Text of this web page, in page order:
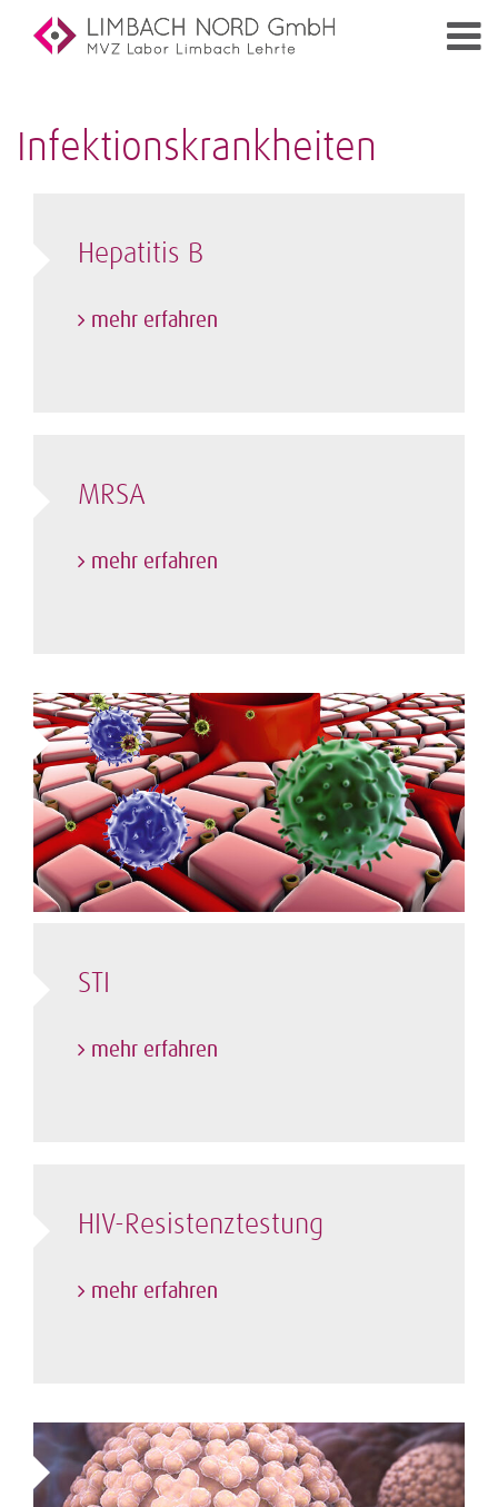
Infektionskrankheiten
Hepatitis B
mehr erfahren
MRSA
mehr erfahren
STI
mehr erfahren
HIV-Resistenztestung
mehr erfahren